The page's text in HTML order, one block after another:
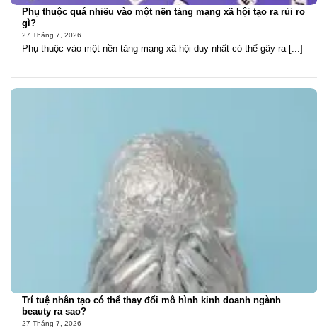
Phụ thuộc quá nhiều vào một nền tảng mạng xã hội tạo ra rủi ro
gì?
27 Tháng 7, 2026
Phụ thuộc vào một nền tảng mạng xã hội duy nhất có thể gây ra [...]
Trí tuệ nhân tạo có thể thay đổi mô hình kinh doanh ngành
beauty ra sao?
27 Tháng 7, 2026